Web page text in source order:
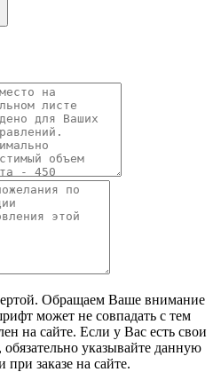
Обращаем Ваше внимание
может не совпадать с тем
на сайте. Если у Вас есть свои
указывайте данную
заказе на сайте.